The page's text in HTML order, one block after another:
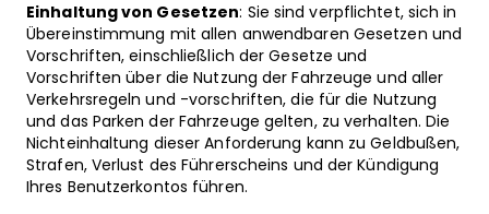
Einhaltung von Gesetzen: Sie sind verpflichtet, sich in
Übereinstimmung mit allen anwendbaren Gesetzen und
Vorschriften, einschließlich der Gesetze und
Vorschriften über die Nutzung der Fahrzeuge und aller
Verkehrsregeln und -vorschriften, die für die Nutzung
und das Parken der Fahrzeuge gelten, zu verhalten. Die
Nichteinhaltung dieser Anforderung kann zu Geldbußen,
Strafen, Verlust des Führerscheins und der Kündigung
Ihres Benutzerkontos führen.